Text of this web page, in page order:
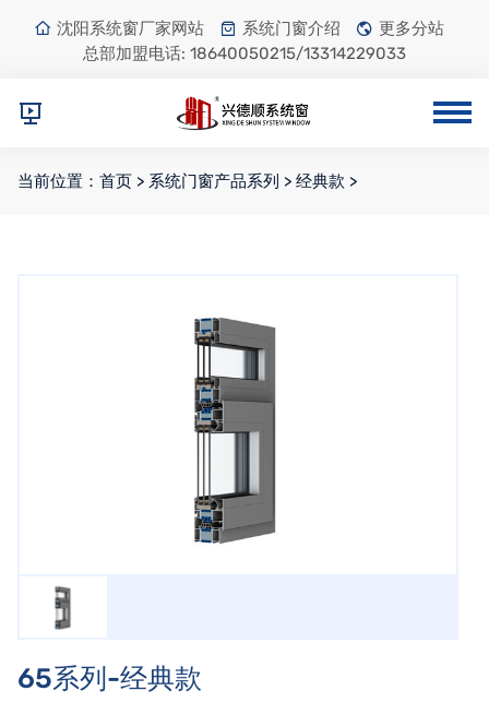
沈阳系统窗厂家网站 系统门窗介绍
更多分站
总部加盟电话: 18640050215/13314229033
当前位置： 首页 > 系统门窗产品系列 > 经典款 >
65系列-经典款